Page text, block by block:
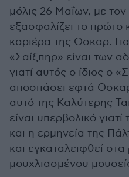
μόλις 26 Μαΐων, με
εξασφαλίζει το πρώτο
καριέρα της Οσκαρ.
«Σαίξπηρ» είναι των
γιατί αυτός ο ίδιος ο
αποσπάσει εφτά
αυτό της Καλύτερης
είναι υπερβολικό
και η ερμηνεία της
και εγκαταλειφθεί
μουχλιασμένου